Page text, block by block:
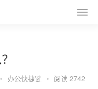
• 办公快捷键 • 阅读 2742